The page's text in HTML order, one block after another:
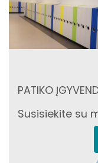
PATIKO
Susisiekite su